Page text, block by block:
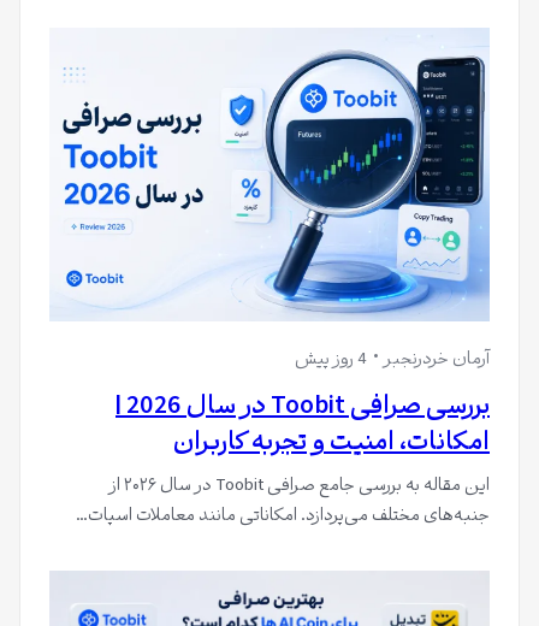
آرمان خردرنجبر 4 روز پیش
بررسی صرافی Toobit در سال 2026 |
امکانات، امنیت و تجربه کاربران
این مقاله به بررسی جامع صرافی Toobit در سال ۲۰۲۶ از
جنبه‌های مختلف می‌پردازد. امکاناتی مانند معاملات اسپات…